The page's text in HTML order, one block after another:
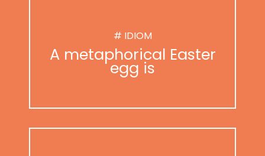
# IDIOM
A metaphorical Easter
egg is